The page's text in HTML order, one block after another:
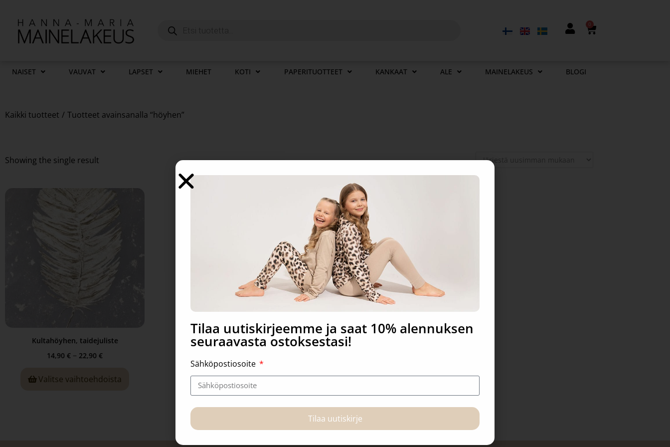
0
NAISET VAUVAT LAPSET MIEHET KOTI PAPERITUOTTEET KANKAAT ALE MAINELAKEUS BLOGI
Kaikki tuotteet / Tuotteet avainsanalla “höyhen”
Showing the single result
Kultahöyhen, taidejuliste
14,90 € – 22,90 €
Valitse vaihtoehdoista
Tilaa uutiskirjeemme ja saat 10% alennuksen
seuraavasta ostoksestasi!
Sähköpostiosoite
Tilaa uutiskirje